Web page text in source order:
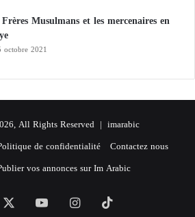
Musulmans et les mercenaires en
octobre 2021
All Rights Reserved | imarabic
de confidentialité Contactez nous
vos annonces sur Im Arabic
YouTubeInstagram